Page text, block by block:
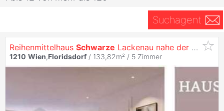
Suchagent
Reihenmittelhaus Schwarze Lackenau nahe der Neuen Donau
1210 Wien,Floridsdorf / 133,82m² / 5 Zimmer